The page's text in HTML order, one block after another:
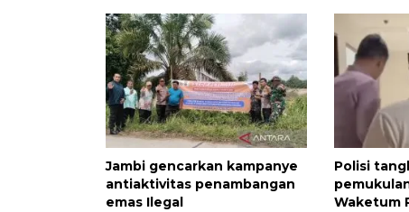
Jambi gencarkan kampanye
antiaktivitas penambangan
emas Ilegal
Polisi
Waketum